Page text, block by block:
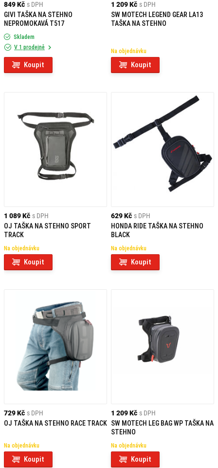
849 Kč s DPH
GIVI TAŠKA NA STEHNO
NEPROMOKAVÁ T517
Skladem
V 1 prodejně
Koupit
1 209 Kč s DPH
SW MOTECH LEGEND GEAR LA13
TAŠKA NA STEHNO
Na objednávku
Koupit
1 089 Kč s DPH
OJ TAŠKA NA STEHNO SPORT
TRACK
Na objednávku
Koupit
629 Kč s DPH
HONDA RIDE TAŠKA NA STEHNO
BLACK
Na objednávku
Koupit
729 Kč s DPH
OJ TAŠKA NA STEHNO RACE TRACK
Na objednávku
Koupit
1 209 Kč s DPH
SW MOTECH LEG BAG WP TAŠKA NA
STEHNO
Na objednávku
Koupit